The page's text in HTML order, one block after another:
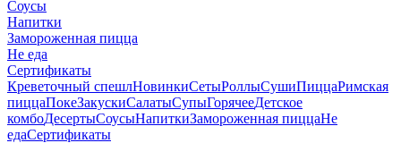
Соусы
Напитки
Замороженная пицца
Не еда
Сертификаты
Креветочный спешлНовинкиСетыРоллыСушиПиццаРимская
пиццаПокеЗакускиСалатыСупыГорячееДетское
комбоДесертыСоусыНапиткиЗамороженная пиццаНе
едаСертификаты